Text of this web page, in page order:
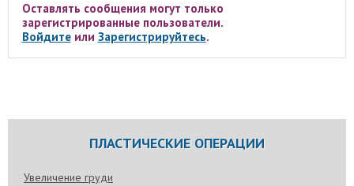
Оставлять сообщения могут только
зарегистрированные пользователи.
Войдитеили Зарегистрируйтесь.
ПЛАСТИЧЕСКИЕ ОПЕРАЦИИ
Увеличение груди